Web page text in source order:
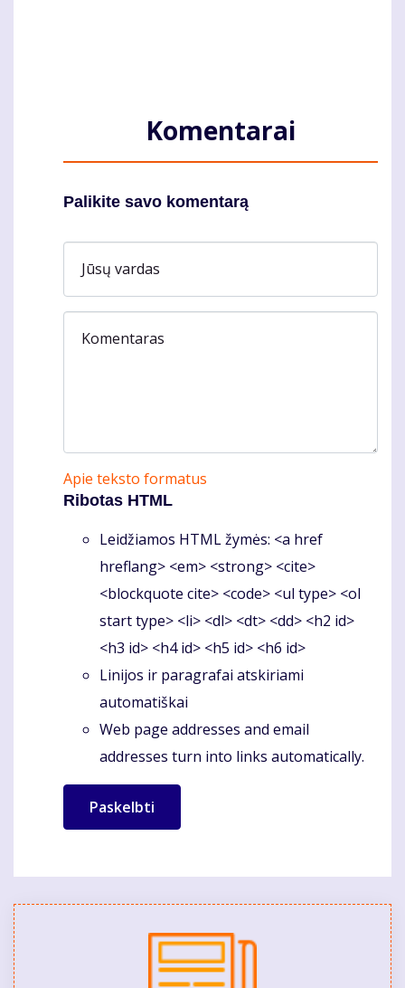
Komentarai
Palikite savo komentarą
Jūsų vardas
Komentaras
Apie teksto formatus
Ribotas HTML
Leidžiamos HTML žymės: <a href
hreflang> <em> <strong> <cite>
<blockquote cite> <code> <ul type> <ol
start type> <li> <dl> <dt> <dd> <h2 id>
<h3 id> <h4 id> <h5 id> <h6 id>
Linijos ir paragrafai atskiriami
automatiškai
Web page addresses and email
addresses turn into links automatically.